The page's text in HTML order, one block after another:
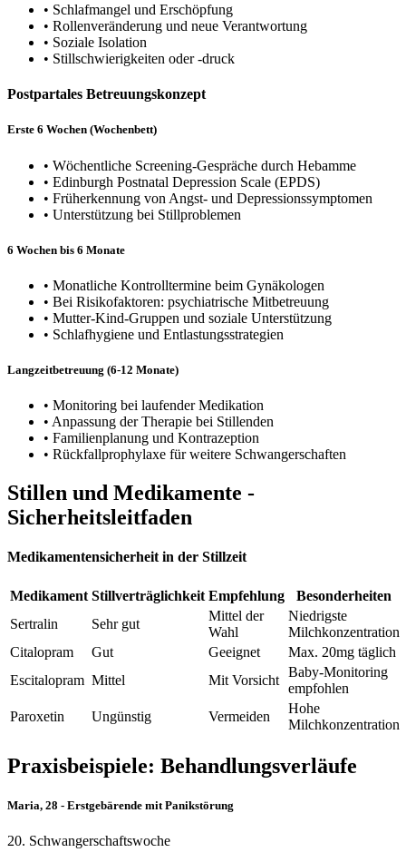
• Schlafmangel und Erschöpfung
• Rollenveränderung und neue Verantwortung
• Soziale Isolation
• Stillschwierigkeiten oder -druck
Postpartales Betreuungskonzept
Erste 6 Wochen (Wochenbett)
• Wöchentliche Screening-Gespräche durch Hebamme
• Edinburgh Postnatal Depression Scale (EPDS)
• Früherkennung von Angst- und Depressionssymptomen
• Unterstützung bei Stillproblemen
6 Wochen bis 6 Monate
• Monatliche Kontrolltermine beim Gynäkologen
• Bei Risikofaktoren: psychiatrische Mitbetreuung
• Mutter-Kind-Gruppen und soziale Unterstützung
• Schlafhygiene und Entlastungsstrategien
Langzeitbetreuung (6-12 Monate)
• Monitoring bei laufender Medikation
• Anpassung der Therapie bei Stillenden
• Familienplanung und Kontrazeption
• Rückfallprophylaxe für weitere Schwangerschaften
Stillen und Medikamente -
Sicherheitsleitfaden
Medikamentensicherheit in der Stillzeit
Medikament Stillverträglichkeit Empfehlung
Besonderheiten
Sertralin
Sehr gut
Mittel der
Wahl
Niedrigste
Milchkonzentration
Citalopram
Gut Geeignet
Max. 20mg täglich
Escitalopram Mittel Mit Vorsicht
Baby-Monitoring
empfohlen
Paroxetin
Ungünstig Vermeiden
Hohe
Milchkonzentration
Praxisbeispiele: Behandlungsverläufe
Maria, 28 - Erstgebärende mit Panikstörung
20. Schwangerschaftswoche